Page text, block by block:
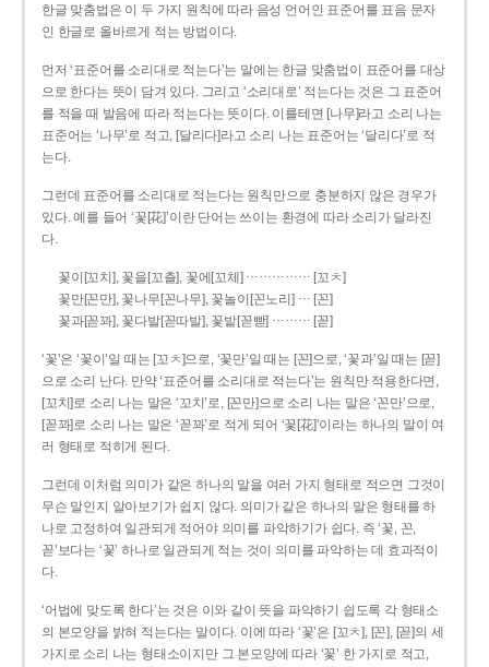
한글 맞춤법은 이 두 가지 원칙에 따라 음성 언어인 표준어를 표음 문자
인 한글로 올바르게 적는 방법이다.
먼저 ‘표준어를 소리대로 적는다’는 말에는 한글 맞춤법이 표준어를 대상
으로 한다는 뜻이 담겨 있다. 그리고 ‘소리대로’ 적는다는 것은 그 표준어
를 적을 때 발음에 따라 적는다는 뜻이다. 이를테면 [나무]라고 소리 나는
표준어는 ‘나무’로 적고, [달리다]라고 소리 나는 표준어는 ‘달리다’로 적
는다.
그런데 표준어를 소리대로 적는다는 원칙만으로 충분하지 않은 경우가
있다. 예를 들어 ‘꽃[花]’이란 단어는 쓰이는 환경에 따라 소리가 달라진
다.
꽃이[꼬치], 꽃을[꼬츨], 꽃에[꼬체] …………… [꼬ㅊ]
꽃만[꼰만], 꽃나무[꼰나무], 꽃놀이[꼰노리] … [꼰]
꽃과[꼳꽈], 꽃다발[꼳따발], 꽃밭[꼳빧] ……… [꼳]
‘꽃’은 ‘꽃이’일 때는 [꼬ㅊ]으로, ‘꽃만’일 때는 [꼰]으로, ‘꽃과’일 때는 [꼳]
으로 소리 난다. 만약 ‘표준어를 소리대로 적는다’는 원칙만 적용한다면,
[꼬치]로 소리 나는 말은 ‘꼬치’로, [꼰만]으로 소리 나는 말은 ‘꼰만’으로,
[꼳꽈]로 소리 나는 말은 ‘꼳꽈’로 적게 되어 ‘꽃[花]’이라는 하나의 말이 여
러 형태로 적히게 된다.
그런데 이처럼 의미가 같은 하나의 말을 여러 가지 형태로 적으면 그것이
무슨 말인지 알아보기가 쉽지 않다. 의미가 같은 하나의 말은 형태를 하
나로 고정하여 일관되게 적어야 의미를 파악하기가 쉽다. 즉 ‘꽃, 꼰,
꼳’보다는 ‘꽃’ 하나로 일관되게 적는 것이 의미를 파악하는 데 효과적이
다.
‘어법에 맞도록 한다’는 것은 이와 같이 뜻을 파악하기 쉽도록 각 형태소
의 본모양을 밝혀 적는다는 말이다. 이에 따라 ‘꽃’은 [꼬ㅊ], [꼰], [꼳]의 세
가지로 소리 나는 형태소이지만 그 본모양에 따라 ‘꽃’ 한 가지로 적고,